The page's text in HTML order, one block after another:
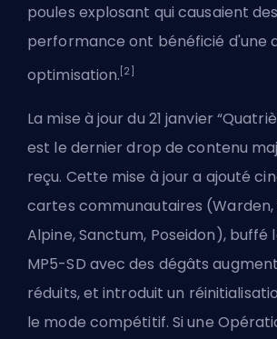
poules explosant qui causaient
performance ont bénéficié d'une
optimisation. [2]
La mise à jour du 21 janvier
est le dernier drop de contenu
reçu. Cette mise à jour a ajouté
cartes communautaires (Warden,
Alpine, Sanctum, Poseidon), buffé
MP5-SD avec des dégâts
réduits, et introduit un
le mode compétitif. Si une